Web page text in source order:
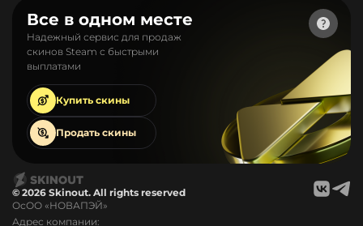
Все в одном месте
Надежный сервис для продаж
скинов Steam с быстрыми
выплатами
Купить скины
Продать скины
© 2026 Skinout. All rights reserved
ОсОО «НОВАПЭЙ»
Адрес компании: